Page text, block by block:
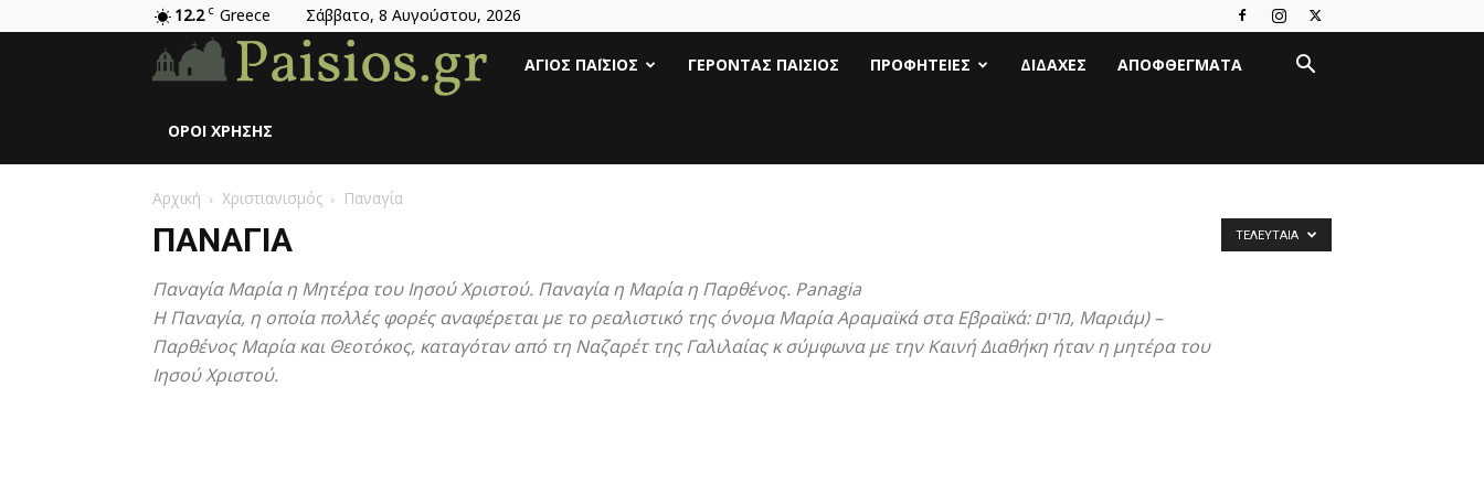
12.2 C Greece Σάββατο, 8 Αυγούστου, 2026
Άγιος
Πάτερ
ΆΓΙΟΣ ΠΑΪ́ΣΙΟΣ ΓΈΡΟΝΤΑΣ ΠΑΊΣΙΟΣ ΠΡΟΦΗΤΕΊΕΣ ΔΙΔΑΧΈΣ ΑΠΟΦΘΈΓΜΑΤΑ
ΌΡΟΙ ΧΡΉΣΗΣ
Αρχική Χριστιανισμός Παναγία
ΠΑΝΑΓΊΑ
Παναγία Μαρία η Μητέρα του Ιησού Χριστού. Παναγία η Μαρία η Παρθένος. Panagia
Η Παναγία, η οποία πολλές φορές αναφέρεται με το ρεαλιστικό της όνομα Μαρία Αραμαϊκά στα Εβραϊκά: מרים, Μαριάμ) –
Παρθένος Μαρία και Θεοτόκος, καταγόταν από τη Ναζαρέτ της Γαλιλαίας κ σύμφωνα με την Καινή Διαθήκη ήταν η μητέρα του
Ιησού Χριστού.
ΤΕΛΕΥΤΑΊΑ